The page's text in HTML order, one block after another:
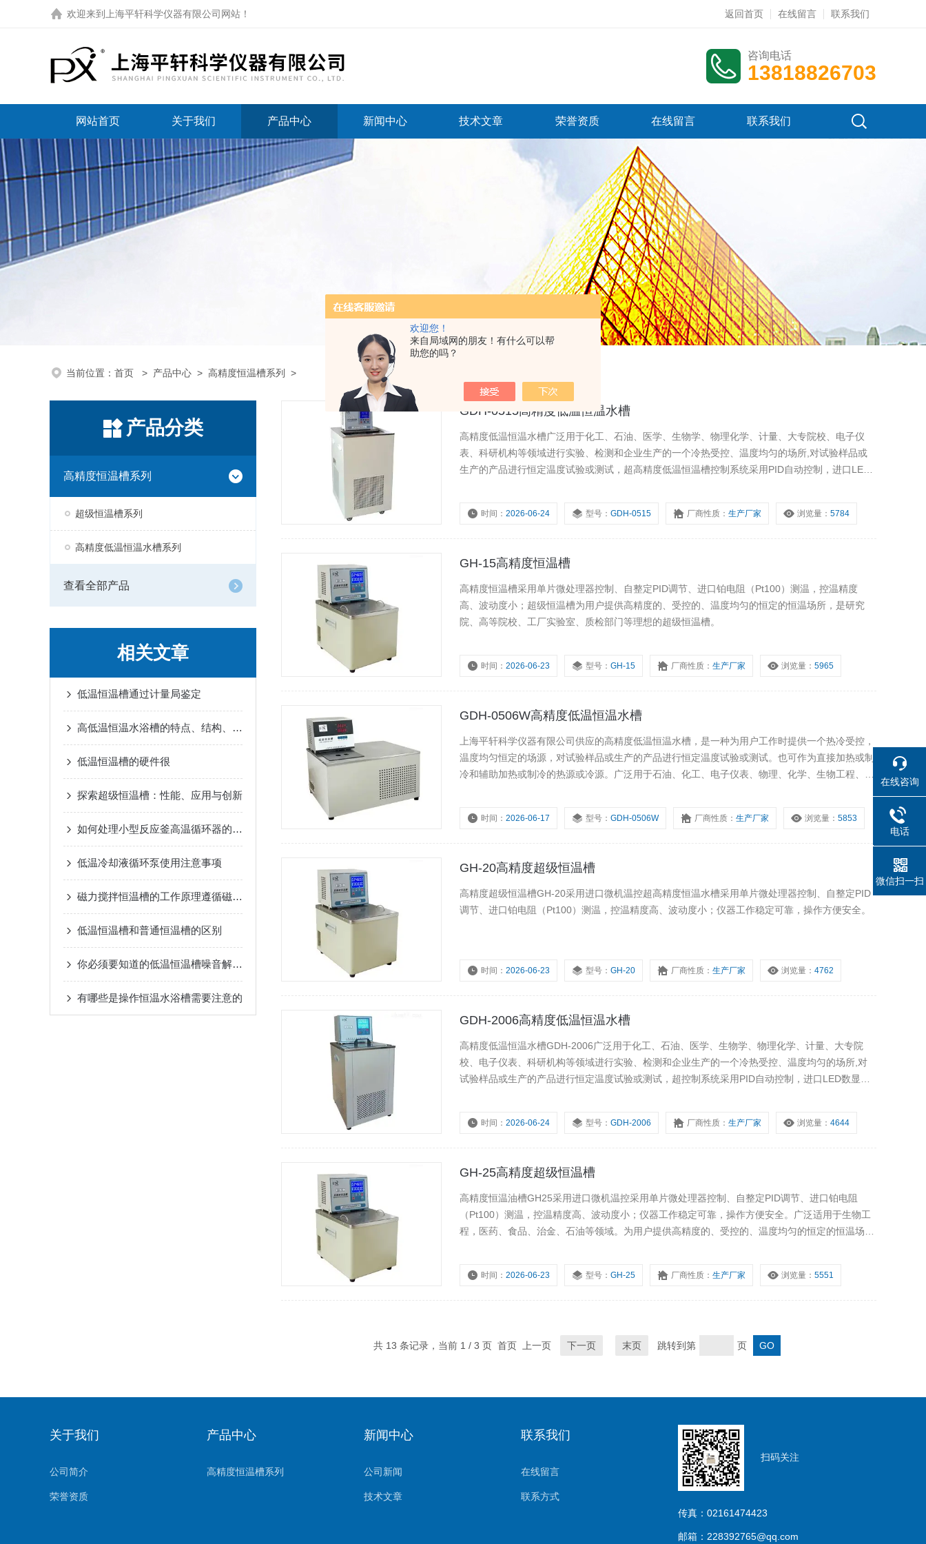
欢迎您！
来自局域网的朋友！有什么可以帮
助您的吗？
欢迎来到 上海平轩科学仪器有限公司网站 ！ 返回首页 在线留言 联系我们
咨询电话
13818826703
网站首页 关于我们 产品中心 新闻中心 技术文章 荣誉资质 在线留言 联系我们
当前位置： 首页 > 产品中心 > 高精度恒温槽系列 >
产品分类
高精度恒温槽系列
超级恒温槽系列
高精度低温恒温水槽系列
查看全部产品
相关文章
低温恒温槽通过计量局鉴定
高低温恒温水浴槽的特点、结构、操作方法以及应用场景
低温恒温槽的硬件很
探索超级恒温槽：性能、应用与创新
如何处理小型反应釜高温循环器的意外故障
低温冷却液循环泵使用注意事项
磁力搅拌恒温槽的工作原理遵循磁的库仑定律
低温恒温槽和普通恒温槽的区别
你必须要知道的低温恒温槽噪音解决方案
有哪些是操作恒温水浴槽需要注意的
GDH-0515高精度低温恒温水槽
高精度低温恒温水槽广泛用于化工、石油、医学、生物学、物理化学、计量、大专院校、电子仪
表、科研机构等领域进行实验、检测和企业生产的一个冷热受控、温度均匀的场所,对试验样品或
生产的产品进行恒定温度试验或测试，超高精度低温恒温槽控制系统采用PID自动控制，进口LED
时间：2026-06-24 型号：GDH-0515 厂商性质：生产厂家 浏览量：5784
GH-15高精度恒温槽
高精度恒温槽采用单片微处理器控制、自整定PID调节、进口铂电阻（Pt100）测温，控温精度
高、波动度小；超级恒温槽为用户提供高精度的、受控的、温度均匀的恒定的恒温场所，是研究
院、高等院校、工厂实验室、质检部门等理想的超级恒温槽。
时间：2026-06-23 型号：GH-15 厂商性质：生产厂家 浏览量：5965
GDH-0506W高精度低温恒温水槽
上海平轩科学仪器有限公司供应的高精度低温恒温水槽，是一种为用户工作时提供一个热冷受控，
温度均匀恒定的场源，对试验样品或生产的产品进行恒定温度试验或测试。也可作为直接加热或制
冷和辅助加热或制冷的热源或冷源。广泛用于石油、化工、电子仪表、物理、化学、生物工程、医
时间：2026-06-17 型号：GDH-0506W 厂商性质：生产厂家 浏览量：5853
GH-20高精度超级恒温槽
高精度超级恒温槽GH-20采用进口微机温控超高精度恒温水槽采用单片微处理器控制、自整定PID
调节、进口铂电阻（Pt100）测温，控温精度高、波动度小；仪器工作稳定可靠，操作方便安全。
时间：2026-06-23 型号：GH-20 厂商性质：生产厂家 浏览量：4762
GDH-2006高精度低温恒温水槽
高精度低温恒温水槽GDH-2006广泛用于化工、石油、医学、生物学、物理化学、计量、大专院
校、电子仪表、科研机构等领域进行实验、检测和企业生产的一个冷热受控、温度均匀的场所,对
试验样品或生产的产品进行恒定温度试验或测试，超控制系统采用PID自动控制，进口LED数显，
时间：2026-06-24 型号：GDH-2006 厂商性质：生产厂家 浏览量：4644
GH-25高精度超级恒温槽
高精度恒温油槽GH25采用进口微机温控采用单片微处理器控制、自整定PID调节、进口铂电阻
（Pt100）测温，控温精度高、波动度小；仪器工作稳定可靠，操作方便安全。广泛适用于生物工
程，医药、食品、治金、石油等领域。为用户提供高精度的、受控的、温度均匀的恒定的恒温场
时间：2026-06-23 型号：GH-25 厂商性质：生产厂家 浏览量：5551
共 13 条记录，当前 1 / 3 页 首页 上一页 下一页 末页 跳转到第 页
关于我们
公司简介
荣誉资质
产品中心
高精度恒温槽系列
新闻中心
公司新闻
技术文章
联系我们
在线留言
联系方式
扫码关注
传真：02161474423
邮箱：228392765@qq.com
在线咨询
电话
微信扫一扫